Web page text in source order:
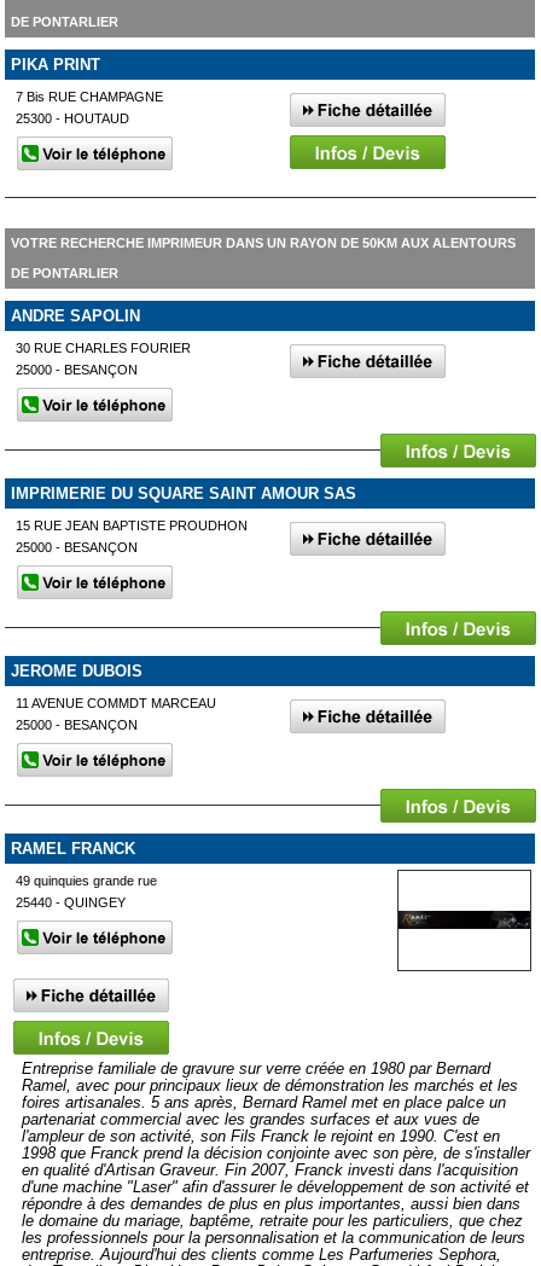
DE PONTARLIER
PIKA PRINT
7 Bis RUE CHAMPAGNE
25300 - HOUTAUD
VOTRE RECHERCHE IMPRIMEUR DANS UN RAYON DE 50KM AUX ALENTOURS
DE PONTARLIER
ANDRE SAPOLIN
30 RUE CHARLES FOURIER
25000 - BESANÇON
IMPRIMERIE DU SQUARE SAINT AMOUR SAS
15 RUE JEAN BAPTISTE PROUDHON
25000 - BESANÇON
JEROME DUBOIS
11 AVENUE COMMDT MARCEAU
25000 - BESANÇON
RAMEL FRANCK
49 quinquies grande rue
25440 - QUINGEY
Entreprise familiale de gravure sur verre créée en 1980 par Bernard
Ramel, avec pour principaux lieux de démonstration les marchés et les
foires artisanales. 5 ans après, Bernard Ramel met en place palce un
partenariat commercial avec les grandes surfaces et aux vues de
l'ampleur de son activité, son Fils Franck le rejoint en 1990. C'est en
1998 que Franck prend la décision conjointe avec son père, de s'installer
en qualité d'Artisan Graveur. Fin 2007, Franck investi dans l'acquisition
d'une machine "Laser" afin d'assurer le développement de son activité et
répondre à des demandes de plus en plus importantes, aussi bien dans
le domaine du mariage, baptême, retraite pour les particuliers, que chez
les professionnels pour la personnalisation et la communication de leurs
entreprise. Aujourd'hui des clients comme Les Parfumeries Sephora,